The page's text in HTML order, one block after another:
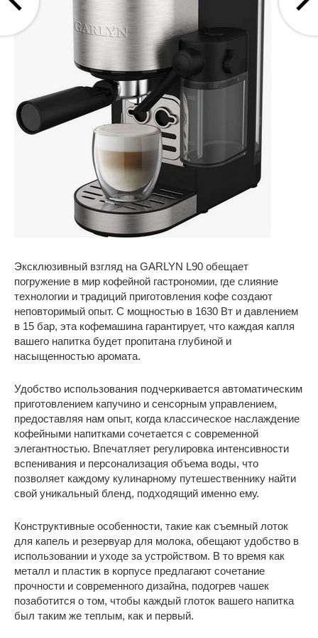
Эксклюзивный взгляд на GARLYN L90 обещает
погружение в мир кофейной гастрономии, где слияние
технологии и традиций приготовления кофе создают
неповторимый опыт. С мощностью в 1630 Вт и давлением
в 15 бар, эта кофемашина гарантирует, что каждая капля
вашего напитка будет пропитана глубиной и
насыщенностью аромата.
Удобство использования подчеркивается автоматическим
приготовлением капучино и сенсорным управлением,
предоставляя нам опыт, когда классическое наслаждение
кофейными напитками сочетается с современной
элегантностью. Впечатляет регулировка интенсивности
вспенивания и персонализация объема воды, что
позволяет каждому кулинарному путешественнику найти
свой уникальный бленд, подходящий именно ему.
Конструктивные особенности, такие как съемный лоток
для капель и резервуар для молока, обещают удобство в
использовании и уходе за устройством. В то время как
металл и пластик в корпусе предлагают сочетание
прочности и современного дизайна, подогрев чашек
позаботится о том, чтобы каждый глоток вашего напитка
был таким же теплым, как и первый.